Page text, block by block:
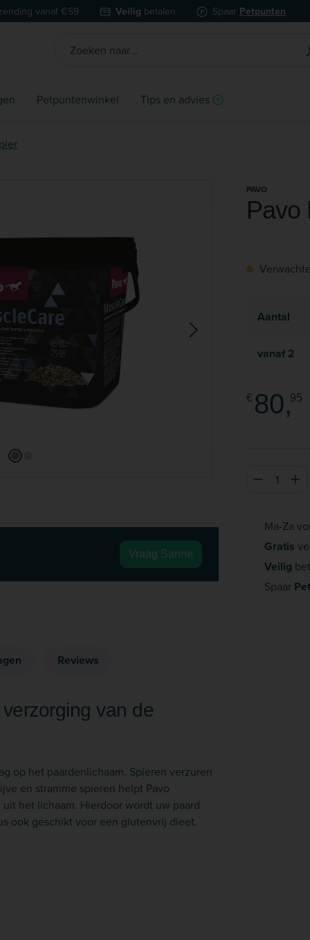
vanaf €59 Veilig betalen Spaar Petpunten
Petpuntenwinkel Tips en advies
Vraag Sanne
PAVO
Pavo
Aantal
vanaf 2
€ 80,95
Ma-Za
Gratis
Veilig
Spaar
Reviews
van de
op het paardenlichaam. Spieren verzuren
en stramme spieren helpt Pavo
het lichaam. Hierdoor wordt uw paard
ook geschikt voor een glutenvrij dieet.